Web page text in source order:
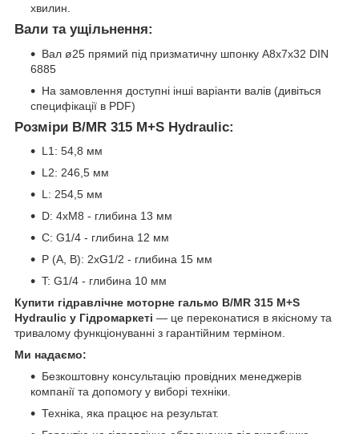
хвилин.
Вали та ущільнення:
Вал ø25 прямий під призматичну шпонку A8x7x32 DIN
6885
На замовлення доступні інші варіанти валів (дивіться
специфікації в PDF)
Розміри B/MR 315 M+S Hydraulic:
L1: 54,8 мм
L2: 246,5 мм
L: 254,5 мм
D: 4xM8 - глибина 13 мм
C: G1/4 - глибина 12 мм
P (A, B): 2xG1/2 - глибина 15 мм
T: G1/4 - глибина 10 мм
Купити гідравлічне моторне гальмо B/MR 315 M+S
Hydraulic у Гідромаркеті — це переконатися в якісному та
тривалому функціонуванні з гарантійним терміном.
Ми надаємо:
Безкоштовну консультацію провідних менеджерів
компанії та допомогу у виборі техніки.
Техніка, яка працює на результат.